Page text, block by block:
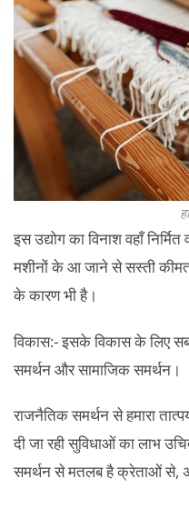
इस उद्योग का विनाश वहाँ
मशीनों के आ जाने से सस्ती
के कारण भी है।
विकास:- इसके विकास के लिए
समर्थन और सामाजिक समर्थन।
राजनैतिक समर्थन से हमारा
दी जा रही सुविधाओं का लाभ
समर्थन से मतलब है क्रेताओं से,